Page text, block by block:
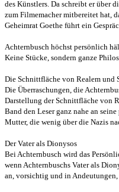
des Künstlers. Da schreibt er über
zum Filmemacher mitbereitet hat,
Geheimrat Goethe führt ein
Achternbusch höchst persönlich
Keine Stücke, sondern ganze
Die Schnittfläche von Realem und
Die Überraschungen, die
Darstellung der Schnittfläche von
Band den Leser ganz nahe an
Mutter, die wenig über die Nazis
Der Vater als Dionysos
Bei Achternbusch wird das
wenn Achternbuschs Vater als
an, vorsichtig und in